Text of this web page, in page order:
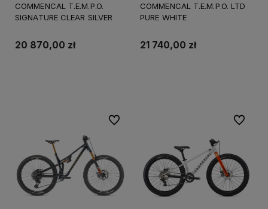
COMMENCAL T.E.M.P.O.
SIGNATURE CLEAR SILVER
20 870,00 zł
COMMENCAL T.E.M.P.O. LTD
PURE WHITE
21 740,00 zł
Do ulubionych Do